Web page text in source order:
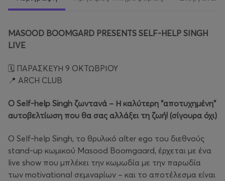
MASOOD BOOMGARD PRESENTS SELF-HELP SINGH
LIVE
🗓️ ΠΑΡΑΣΚΕΥΗ 9 ΟΚΤΩΒΡΙΟΥ
📍 ARCH CLUB
Ο Self-help Singh ζωντανά – Η καλύτερη “αποτυχημένη”
αυτοβελτίωση που θα σας αλλάξει τη ζωή! (σίγουρα όχι)
Ο Self-help Singh, το θρυλικό alter ego του διεθνούς
stand-up κωμικού Masood Boomgaard, έρχεται με ένα
live show που μπλέκει την κωμωδία με την παρωδία
των motivational σεμιναρίων – και το αποτέλεσμα είναι